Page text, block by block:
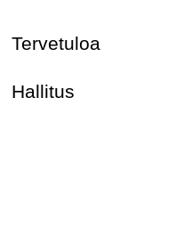
Tervetuloa
Hallitus